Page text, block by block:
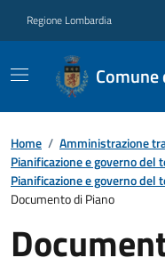
Regione Lombardia
Comune
Home / Amministrazione
Pianificazione e governo del
Pianificazione e governo del
Documento di Piano